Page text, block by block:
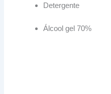
Detergente
Álcool gel 70%